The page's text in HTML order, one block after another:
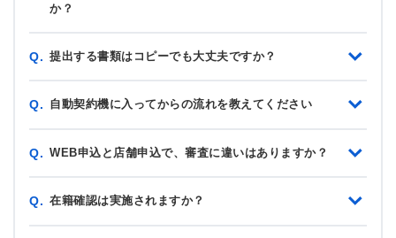
か？
Q. 提出する書類はコピーでも大丈夫ですか？
Q. 自動契約機に入ってからの流れを教えてください
Q. WEB申込と店舗申込で、審査に違いはありますか？
Q. 在籍確認は実施されますか？